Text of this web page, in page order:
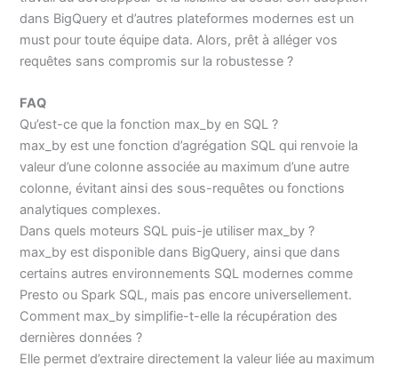
dans BigQuery et d’autres plateformes modernes est un
must pour toute équipe data. Alors, prêt à alléger vos
requêtes sans compromis sur la robustesse ?
FAQ
Qu’est-ce que la fonction max_by en SQL ?
max_by est une fonction d’agrégation SQL qui renvoie la
valeur d’une colonne associée au maximum d’une autre
colonne, évitant ainsi des sous-requêtes ou fonctions
analytiques complexes.
Dans quels moteurs SQL puis-je utiliser max_by ?
max_by est disponible dans BigQuery, ainsi que dans
certains autres environnements SQL modernes comme
Presto ou Spark SQL, mais pas encore universellement.
Comment max_by simplifie-t-elle la récupération des
dernières données ?
Elle permet d’extraire directement la valeur liée au maximum